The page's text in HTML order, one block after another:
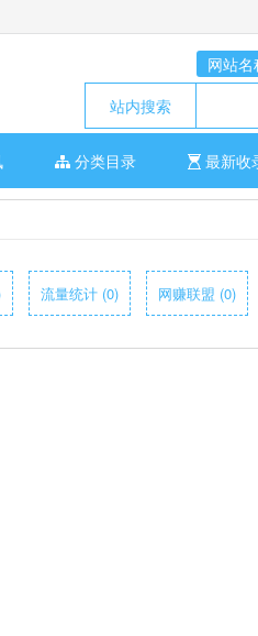
网站名
站内搜索
分类目录 最新收
流量统计 (0) 网赚联盟 (0)